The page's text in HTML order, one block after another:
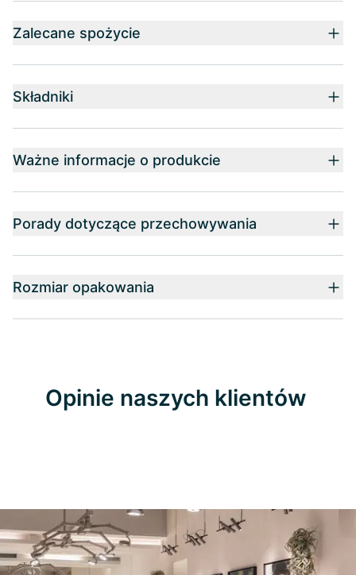
Zalecane spożycie
Składniki
Ważne informacje o produkcie
Porady dotyczące przechowywania
Rozmiar opakowania
Opinie naszych klientów